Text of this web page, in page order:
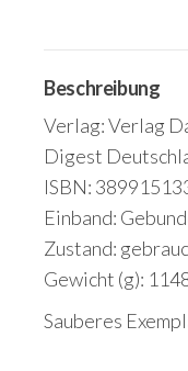
Menge
Beschreibung
Verlag: Verlag
Digest
ISBN:
Einband:
Zustand:
Gewicht (g):
Sauberes